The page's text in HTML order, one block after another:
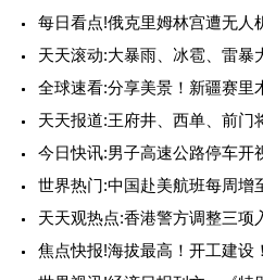
每日看点!俄克里姆林宫遭无人
天天滚动:大暴雨、冰雹、雷
全球速看:分享美景！新疆赛里
天天报道:王府井、西单、前门
今日快讯:男子高速公路停车开
世界热门:中国赴美航班每周增
天天观热点:香港警方调整三项
焦点快报!海拔最高！开工建设